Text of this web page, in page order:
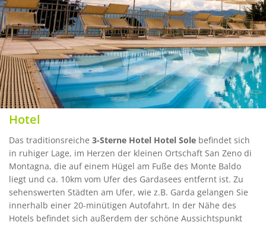
Hotel
Das traditionsreiche 3-Sterne Hotel Hotel Sole befindet sich
in ruhiger Lage, im Herzen der kleinen Ortschaft San Zeno di
Montagna, die auf einem Hügel am Fuße des Monte Baldo
liegt und ca. 10km vom Ufer des Gardasees entfernt ist. Zu
sehenswerten Städten am Ufer, wie z.B. Garda gelangen Sie
innerhalb einer 20-minütigen Autofahrt. In der Nähe des
Hotels befindet sich außerdem der schöne Aussichtspunkt